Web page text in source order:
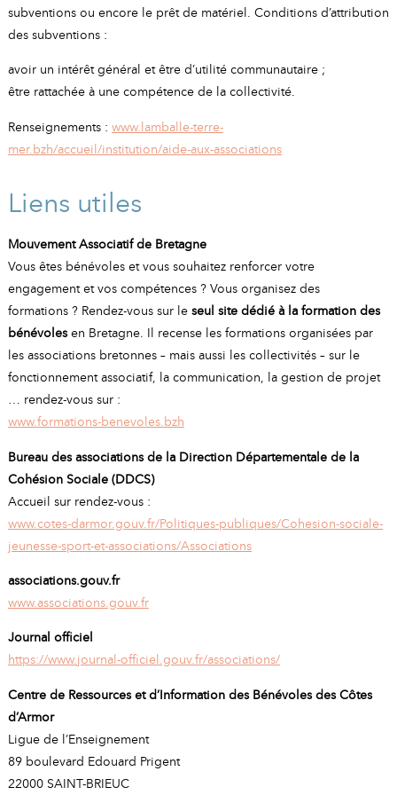
subventions ou encore le prêt de matériel. Conditions d’attribution
des subventions :
avoir un intérêt général et être d’utilité communautaire ;
être rattachée à une compétence de la collectivité.
Renseignements : www.lamballe-terre-
mer.bzh/accueil/institution/aide-aux-associations
Liens utiles
Mouvement Associatif de Bretagne
Vous êtes bénévoles et vous souhaitez renforcer votre
engagement et vos compétences ? Vous organisez des
formations ? Rendez-vous sur le seul site dédié à la formation des
bénévolesen Bretagne. Il recense les formations organisées par
les associations bretonnes – mais aussi les collectivités – sur le
fonctionnement associatif, la communication, la gestion de projet
… rendez-vous sur :
www.formations-benevoles.bzh
Bureau des associations de la Direction Départementale de la
Cohésion Sociale (DDCS)
Accueil sur rendez-vous :
www.cotes-darmor.gouv.fr/Politiques-publiques/Cohesion-sociale-
jeunesse-sport-et-associations/Associations
associations.gouv.fr
www.associations.gouv.fr
Journal officiel
https://www.journal-officiel.gouv.fr/associations/
Centre de Ressources et d’Information des Bénévoles des Côtes
d’Armor
Ligue de l’Enseignement
89 boulevard Edouard Prigent
22000 SAINT-BRIEUC